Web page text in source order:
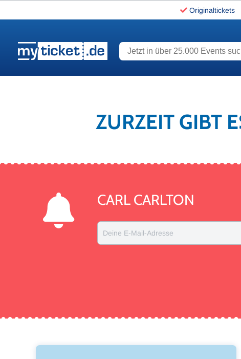
Originaltickets
Jetzt in über 25.000 Events
ZURZEIT GIBT
CARL CARLTON
Deine E-Mail-Adresse